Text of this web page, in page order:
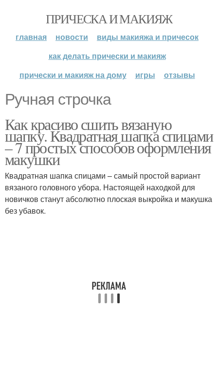
ПРИЧЕСКА И МАКИЯЖ
главная новости
виды макияжа и причесок
как делать прически и макияж
прически и макияж на дому
игры отзывы
Ручная строчка
Как красиво сшить вязаную
шапку. Квадратная шапка спицами
– 7 простых способов оформления
макушки
Квадратная шапка спицами – самый простой вариант
вязаного головного убора. Настоящей находкой для
новичков станут абсолютно плоская выкройка и макушка
без убавок.